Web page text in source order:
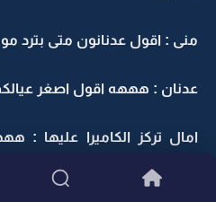
منى : اقول عدنانون متى بترد
عدنان : هههه اقول اصغر عيالكم
امال تركز الكاميرا عليها